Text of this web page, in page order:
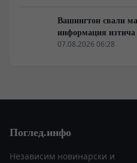
Вашингтон свали
информация
американски
07.08.2026 06:28
Поглед.инфо
Независим новинарски и